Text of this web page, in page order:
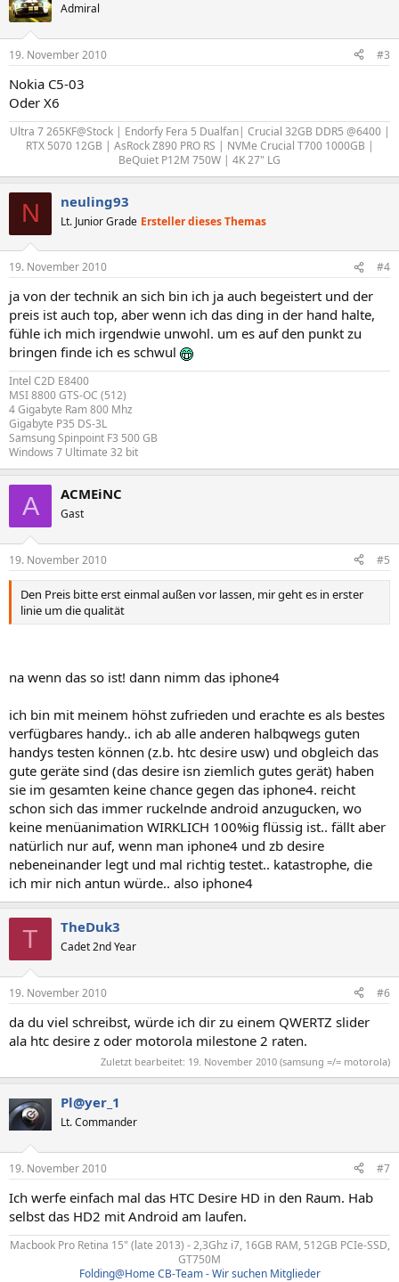
Admiral
19. November 2010 #3
Nokia C5-03
Oder X6
Ultra 7 265KF@Stock | Endorfy Fera 5 Dualfan| Crucial 32GB DDR5 @6400 |
RTX 5070 12GB | AsRock Z890 PRO RS | NVMe Crucial T700 1000GB |
BeQuiet P12M 750W | 4K 27" LG​
N neuling93
Lt. Junior Grade Ersteller dieses Themas
19. November 2010 #4
ja von der technik an sich bin ich ja auch begeistert und der
preis ist auch top, aber wenn ich das ding in der hand halte,
fühle ich mich irgendwie unwohl. um es auf den punkt zu
bringen finde ich es schwul
Intel C2D E8400
MSI 8800 GTS-OC (512)
4 Gigabyte Ram 800 Mhz
Gigabyte P35 DS-3L
Samsung Spinpoint F3 500 GB
Windows 7 Ultimate 32 bit
A ACMEiNC
Gast
19. November 2010 #5
Den Preis bitte erst einmal außen vor lassen, mir geht es in erster
linie um die qualität
na wenn das so ist! dann nimm das iphone4
ich bin mit meinem höhst zufrieden und erachte es als bestes
verfügbares handy.. ich ab alle anderen halbqwegs guten
handys testen können (z.b. htc desire usw) und obgleich das
gute geräte sind (das desire isn ziemlich gutes gerät) haben
sie im gesamten keine chance gegen das iphone4. reicht
schon sich das immer ruckelnde android anzugucken, wo
keine menüanimation WIRKLICH 100%ig flüssig ist.. fällt aber
natürlich nur auf, wenn man iphone4 und zb desire
nebeneinander legt und mal richtig testet.. katastrophe, die
ich mir nich antun würde.. also iphone4
T TheDuk3
Cadet 2nd Year
19. November 2010 #6
da du viel schreibst, würde ich dir zu einem QWERTZ slider
ala htc desire z oder motorola milestone 2 raten.
Zuletzt bearbeitet: 19. November 2010 (samsung =/= motorola)
Pl@yer_1
Lt. Commander
19. November 2010 #7
Ich werfe einfach mal das HTC Desire HD in den Raum. Hab
selbst das HD2 mit Android am laufen.
Macbook Pro Retina 15" (late 2013) - 2,3Ghz i7, 16GB RAM, 512GB PCIe-SSD,
GT750M​
Folding@Home CB-Team - Wir suchen Mitglieder